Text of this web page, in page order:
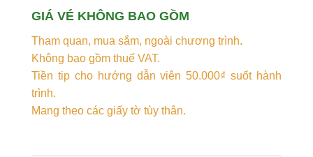
GIÁ VÉ KHÔNG BAO GỒM
Tham quan, mua sắm, ngoài chương trình.
Không bao gồm thuế VAT.
Tiền tip cho hướng dẫn viên 50.000₫ suốt hành
trình.
Mang theo các giấy tờ tùy thân.